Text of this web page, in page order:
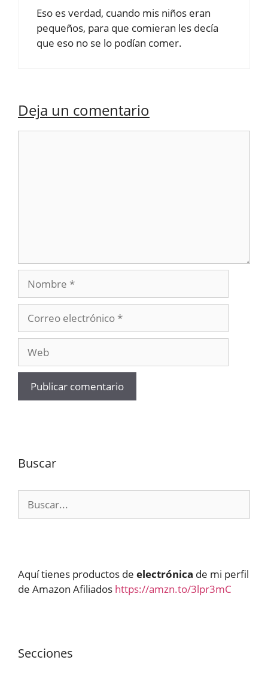
Eso es verdad, cuando mis niños eran
pequeños, para que comieran les decía
que eso no se lo podían comer.
Deja un comentario
Nombre
electrónico
Buscar
Aquí tienes productos de electrónica de mi perfil
de Amazon Afiliados https://amzn.to/3lpr3mC
Secciones